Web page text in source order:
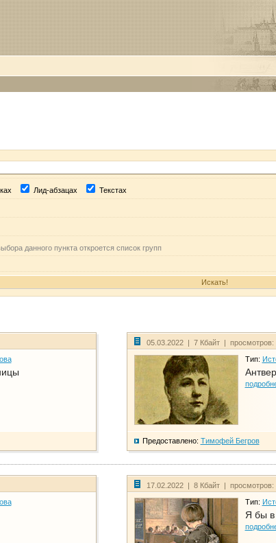
Лид-абзацах Текстах
данного пункта откроется список групп
05.03.2022 | 7 Кбайт | просмотров:
Тип:
Предоставлено: Тимофей Бегров
17.02.2022 | 8 Кбайт | просмотров:
Тип:
Я бы в